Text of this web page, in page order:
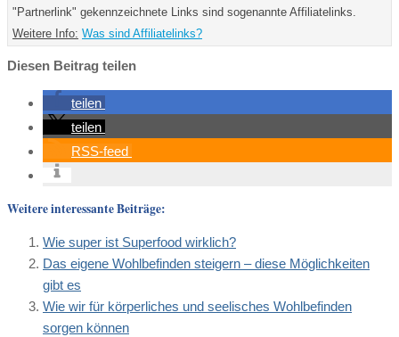
"Partnerlink" gekennzeichnete Links sind sogenannte Affiliatelinks.
Weitere Info: Was sind Affiliatelinks?
Diesen Beitrag teilen
teilen
teilen
RSS-feed
Weitere interessante Beiträge:
Wie super ist Superfood wirklich?
Das eigene Wohlbefinden steigern – diese Möglichkeiten
gibt es
Wie wir für körperliches und seelisches Wohlbefinden
sorgen können